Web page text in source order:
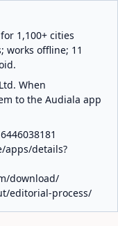
1,100+ cities
works offline; 11
When
to the Audiala app
apps/details?
download/
editorial-process/